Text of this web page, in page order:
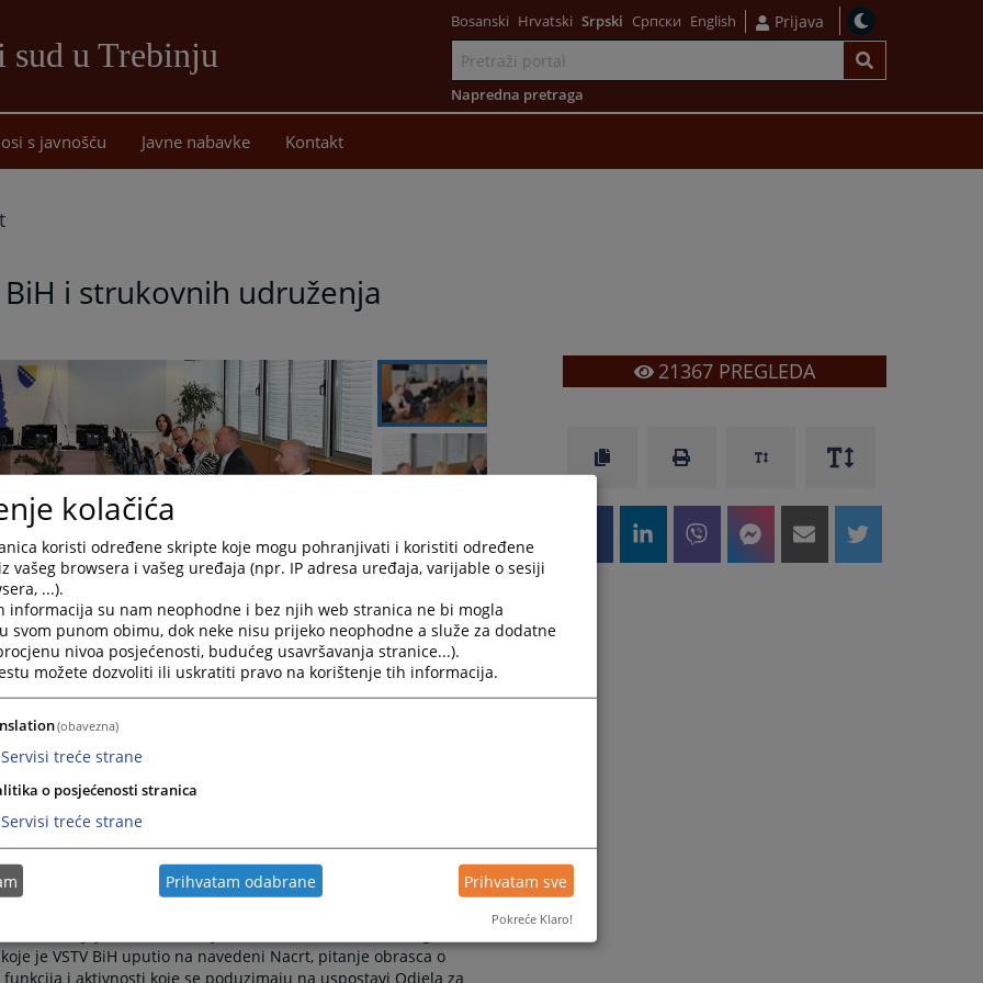
u Trebinju
sadržaj
Bosanski Hrvatski Srpski Српски English Prijava
Napredna pretraga
s javnošću Javne nabavke Kontakt
i strukovnih udruženja
unapređenje saradnje i komunikacije sa strukovnim udruženjima
sudskog i tužilačkog vijeća Bosne i Hercegovine (
predsjednik Sanin Bogunić, potpredsjednici Sanela Gorušanović
održali su sastanak sa strukovim udruženjima sudija i
Vrabac, zamjenica predsjednice Udruženja tužilaca
sudija Bosne i Hercegovine (
), Suada Salkić, članica Upravnog odbora Udruženja tužilaca
sudija RS-a, Denis Bilajac, sekretar Udruženje sudija u
u BiH, koji je utvrđen na Vijeću ministara Bosne i Hercegovine
je VSTV BiH uputio na navedeni Nacrt, pitanje obrasca o
i aktivnosti koje se poduzimaju na uspostavi Odjela za
21367PREGLEDA
kolačića
koristi određene skripte koje mogu pohranjivati i koristiti određene
vašeg browsera i vašeg uređaja (npr. IP adresa uređaja, varijable o sesiji
...).
informacija su nam neophodne i bez njih web stranica ne bi mogla
svom punom obimu, dok neke nisu prijeko neophodne a služe za dodatne
nivoa posjećenosti, budućeg usavršavanja stranice...).
možete dozvoliti ili uskratiti pravo na korištenje tih informacija.
(obavezna)
Servisi treće strane
o posjećenosti stranica
Servisi treće strane
Prihvatam odabrane Prihvatam sve
Pokreće Klaro!